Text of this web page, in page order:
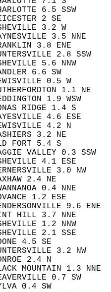
6.5
2 SE
3.2 W
3.5
3.8 ENE
2.8
5.6
6.6 SW
0.5 W
1.9
RIDGE 1.4 S
4.6
4.2 N
3.2 NE
FORT 5.4 S
VALLEY
4.1 ESE
3.0
2.4 NE
0.4
1.2 ESE
MINT HILL 3.7 NNE
1.2
2.1
4.5 SE
3.2
2.4 N
MOUNTAIN
0.7
0.4 SW